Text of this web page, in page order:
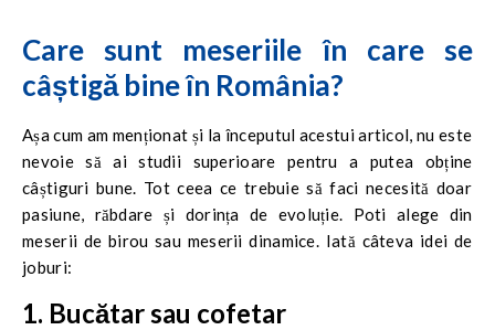
Care sunt meseriile în care se
câștigă bine în România?
Așa cum am menționat și la începutul acestui articol, nu este
nevoie să ai studii superioare pentru a putea obține
câștiguri bune. Tot ceea ce trebuie să faci necesită doar
pasiune, răbdare și dorința de evoluție. Poti alege din
meserii de birou sau meserii dinamice. Iată câteva idei de
joburi:
1. Bucătar sau cofetar